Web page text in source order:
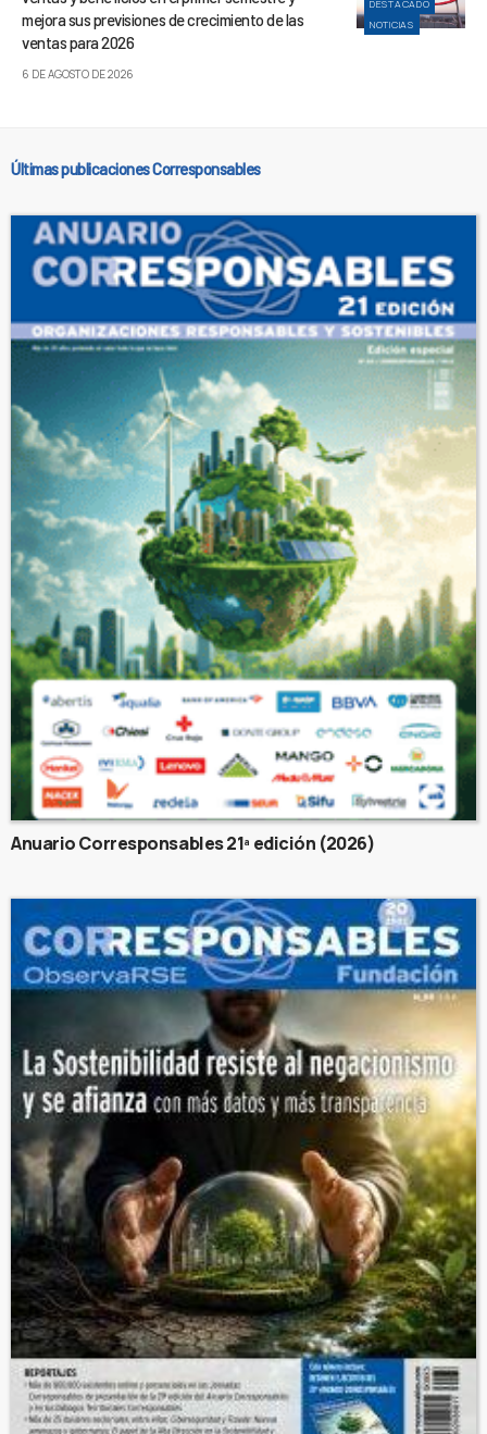
DESTACADO
NOTICIAS
mejora sus previsiones de crecimiento de las
ventas para 2026
6 DE AGOSTO DE 2026
Últimas publicaciones Corresponsables
Anuario Corresponsables 21ª edición (2026)